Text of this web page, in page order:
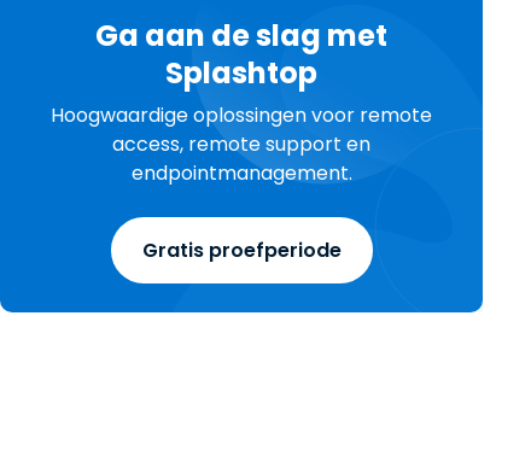
Ga aan de slag met
Splashtop
Hoogwaardige oplossingen voor remote
access, remote support en
endpointmanagement.
Gratis proefperiode